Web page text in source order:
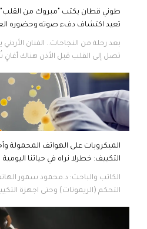
طوني قطان يكتب "مبروك من القلب"
تعيد اكتشاف دفء صوته وحضوره
بعد رحلة من النجاحات.. الفنان
تصل إلى القلب قبل الأذن هناك
الميكروبات على الهواتف المحمولة
التكييف: خطرلا نراه في حياتنا اليومية
الكاتب والباحث: د.محمود سمور
التحكم (الريموتات) وحتى اجهزة